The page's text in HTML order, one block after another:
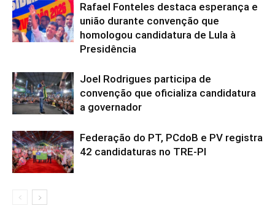
Rafael Fonteles destaca esperança e
união durante convenção que
homologou candidatura de Lula à
Presidência
Joel Rodrigues participa de
convenção que oficializa candidatura
a governador
Federação do PT, PCdoB e PV registra
42 candidaturas no TRE-PI